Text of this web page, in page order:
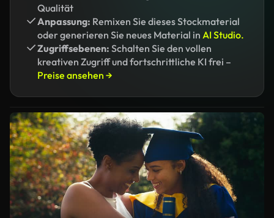
Qualität
Anpassung: Remixen Sie dieses Stockmaterial
oder generieren Sie neues Material in AI Studio.
Zugriffsebenen: Schalten Sie den vollen
kreativen Zugriff und fortschrittliche KI frei –
Preise ansehen →